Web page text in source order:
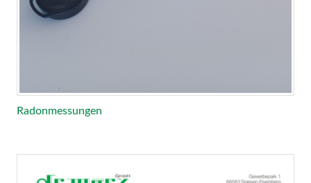
Radonmessungen